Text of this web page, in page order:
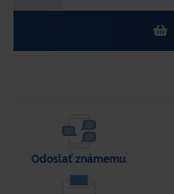
Odoslať známemu